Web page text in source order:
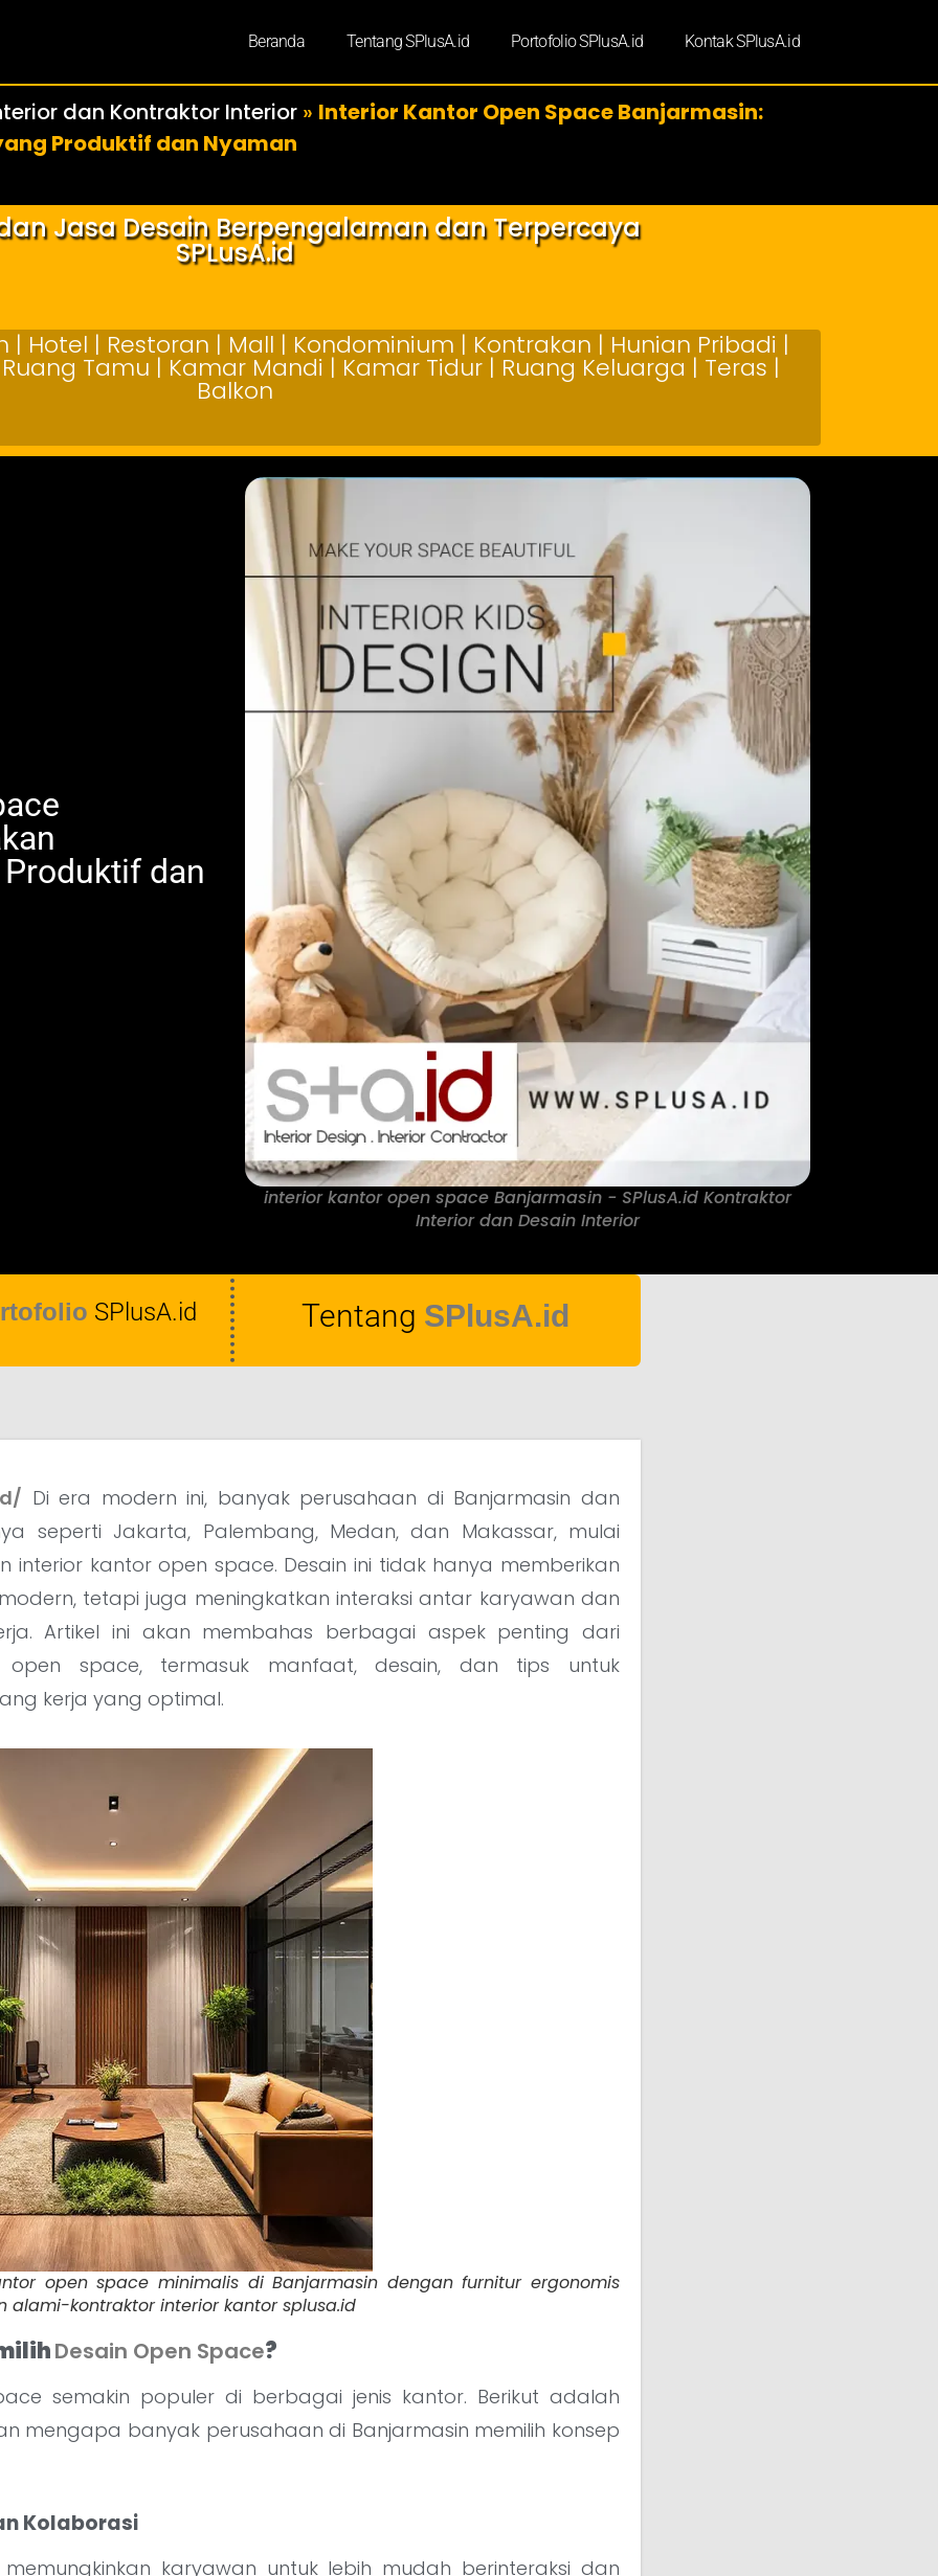
Beranda Tentang SPlusA.id Portofolio SPlusA.id Kontak SPlusA.id
dan Kontraktor Interior » Interior Kantor Open Space Banjarmasin:
Produktif dan Nyaman
Jasa Desain Berpengalaman dan Terpercaya
SPLusA.id
Hotel | Restoran | Mall | Kondominium | Kontrakan | Hunian Pribadi |
Tamu | Kamar Mandi | Kamar Tidur | Ruang Keluarga | Teras |
Balkon
dan
interior kantor open space Banjarmasin - SPlusA.id Kontraktor
Interior dan Desain Interior
SPlusA.id Tentang SPlusA.id
Di era modern ini, banyak perusahaan di Banjarmasin dan
seperti Jakarta, Palembang, Medan, dan Makassar, mulai
interior kantor open space. Desain ini tidak hanya memberikan
tetapi juga meningkatkan interaksi antar karyawan dan
Artikel ini akan membahas berbagai aspek penting dari
open space, termasuk manfaat, desain, dan tips untuk
kerja yang optimal.
open space minimalis di Banjarmasin dengan furnitur ergonomis
alami-kontraktor interior kantor splusa.id
Desain Open Space?
semakin populer di berbagai jenis kantor. Berikut adalah
mengapa banyak perusahaan di Banjarmasin memilih konsep
Kolaborasi
karyawan untuk lebih mudah berinteraksi dan